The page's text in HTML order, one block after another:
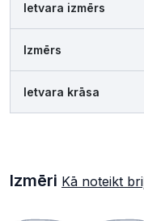
Ietvara izmērs
Izmērs
Ietvara krāsa
Izmēri Kā noteikt